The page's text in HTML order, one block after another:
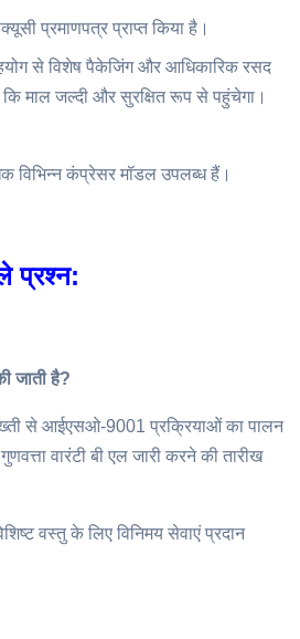
प्रमाणपत्र प्राप्त किया है।
से विशेष पैकेजिंग और आधिकारिक रसद
माल जल्दी और सुरक्षित रूप से पहुंचेगा।
विभिन्न कंप्रेसर मॉडल उपलब्ध हैं।
प्रश्न:
जाती है?
से आईएसओ-9001 प्रक्रियाओं का पालन
वारंटी बी एल जारी करने की तारीख
वस्तु के लिए विनिमय सेवाएं प्रदान